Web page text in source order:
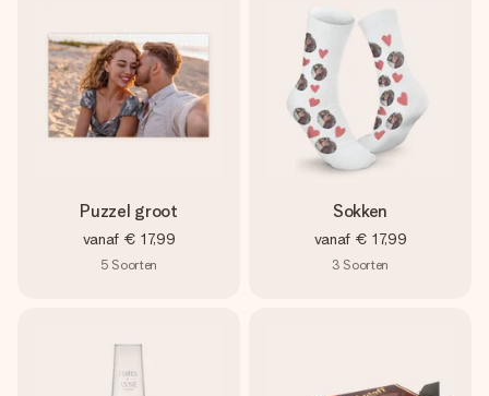
Puzzel groot
vanaf € 17,99
5 Soorten
Sokken
vanaf € 17,99
3 Soorten